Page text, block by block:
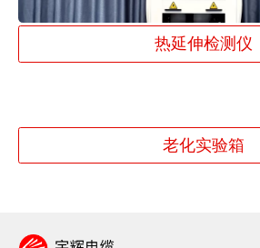
热延伸检测仪
老化实验箱